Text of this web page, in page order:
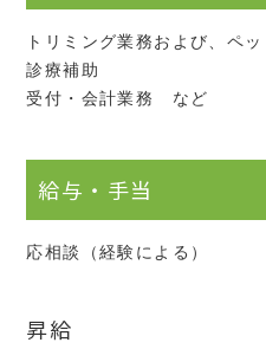
トリミング業務および、ペ
診療補助
受付・会計業務 など
給与・手当
応相談（経験による）
昇給